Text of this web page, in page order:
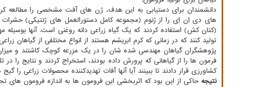
دانشمندان برای دستیابی به این هدف، ژن های آفت مشخصی را مطالعه
های دی اِن اِی را از ژنوم (مجموعه کامل دستورالعمل های ژنتیکی) حشرات
(کتان کش) استفاده کردند که یک گیاه زراعی دانه روغنی است. آنها
تولید کنند که در زمانی که کرم ابریشم هستند از انواع مختلفی از گیاهان
پژوهشگران گیاهان مهندسی شده شان را در یک مزرعه کوچک کاشتند و
فرمون ها را از گیاهانی که پرورش داده بودند، استخراج کردند و نتایج
کشاورزی قرار دادند تا ببینند آیا آنها آفات تهدیدکننده محصولات زراعی را
نتیجه حاکی از این بود که اثربخشی این فرومون ها به اندازه فرومون های